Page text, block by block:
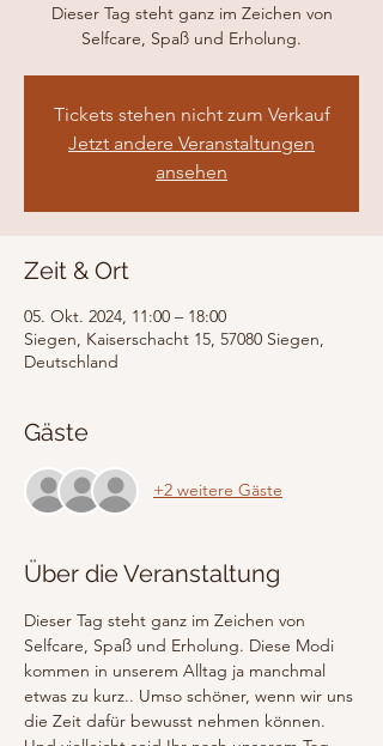
Dieser Tag steht ganz im Zeichen von
Selfcare, Spaß und Erholung.
Tickets stehen nicht zum Verkauf
Jetzt andere Veranstaltungen
ansehen
Zeit & Ort
05. Okt. 2024, 11:00 – 18:00
Siegen, Kaiserschacht 15, 57080 Siegen,
Deutschland
Gäste
+2 weitere Gäste
Über die Veranstaltung
Dieser Tag steht ganz im Zeichen von
Selfcare, Spaß und Erholung. Diese Modi
kommen in unserem Alltag ja manchmal
etwas zu kurz.. Umso schöner, wenn wir uns
die Zeit dafür bewusst nehmen können.